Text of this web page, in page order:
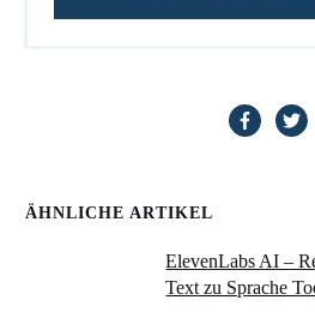
ÄHNLICHE ARTIKEL
ElevenLabs AI –
Text zu Sprache